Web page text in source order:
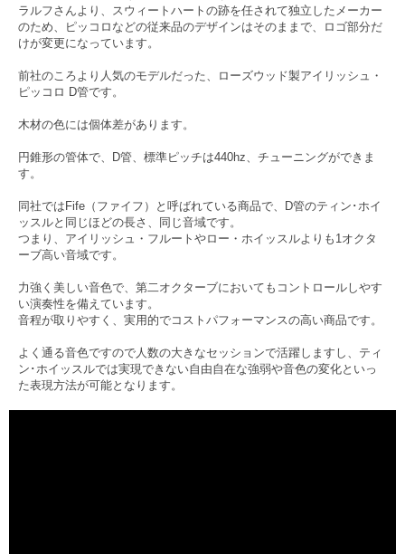
ラルフさんより、スウィートハートの跡を任されて独立したメーカー
のため、ピッコロなどの従来品のデザインはそのままで、ロゴ部分だ
けが変更になっています。
前社のころより人気のモデルだった、ローズウッド製アイリッシュ・
ピッコロ D管です。
木材の色には個体差があります。
円錐形の管体で、D管、標準ピッチは440hz、チューニングができま
す。
同社ではFife（ファイフ）と呼ばれている商品で、D管のティン･ホイ
ッスルと同じほどの長さ、同じ音域です。
つまり、アイリッシュ・フルートやロー・ホイッスルよりも1オクタ
ーブ高い音域です。
力強く美しい音色で、第二オクターブにおいてもコントロールしやす
い演奏性を備えています。
音程が取りやすく、実用的でコストパフォーマンスの高い商品です。
よく通る音色ですので人数の大きなセッションで活躍しますし、ティ
ン･ホイッスルでは実現できない自由自在な強弱や音色の変化といっ
た表現方法が可能となります。